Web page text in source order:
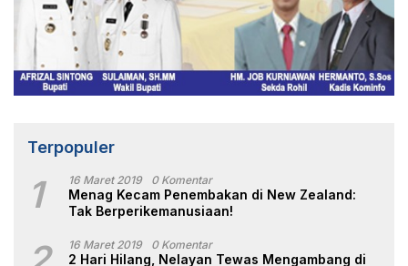
Terpopuler
1 16 Maret 2019 0 Komentar
Menag Kecam Penembakan di New Zealand:
Tak Berperikemanusiaan!
16 Maret 2019 0 Komentar
2 Hari Hilang, Nelayan Tewas Mengambang di